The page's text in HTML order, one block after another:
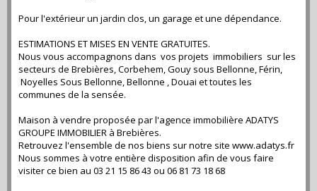
Pour l'extérieur un jardin clos, un garage et une dépendance.
ESTIMATIONS ET MISES EN VENTE GRATUITES.
Nous vous accompagnons dans vos projets immobiliers sur les
secteurs de Brebières, Corbehem, Gouy sous Bellonne, Férin,
Noyelles Sous Bellonne, Bellonne , Douai et toutes les
communes de la sensée.
Maison à vendre proposée par l'agence immobilière ADATYS
GROUPE IMMOBILIER à Brebières.
Retrouvez l'ensemble de nos biens sur notre site www.adatys.fr
Nous sommes à votre entière disposition afin de vous faire
visiter ce bien au 03 21 15 86 43 ou 06 81 73 18 68